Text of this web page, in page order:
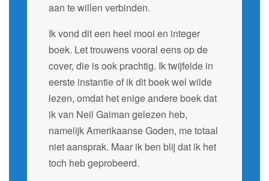
aan te willen verbinden.
Ik vond dit een heel mooi en integer
boek. Let trouwens vooral eens op de
cover, die is ook prachtig. Ik twijfelde in
eerste instantie of ik dit boek wel wilde
lezen, omdat het enige andere boek dat
ik van Neil Gaiman gelezen heb,
namelijk Amerikaanse Goden, me totaal
niet aansprak. Maar ik ben blij dat ik het
toch heb geprobeerd.